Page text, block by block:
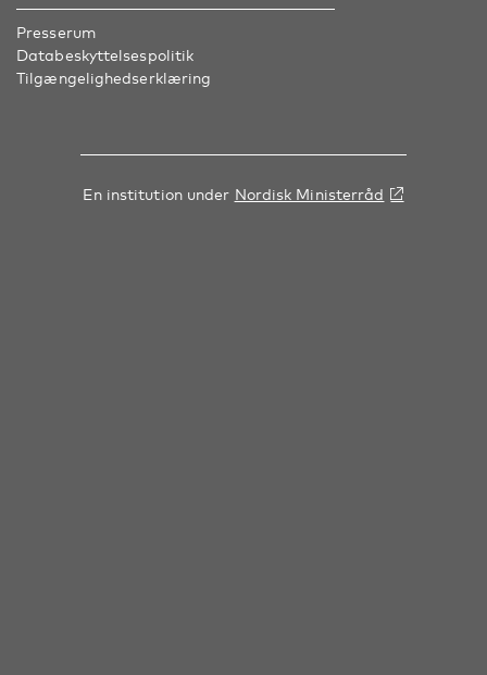
Presserum
Databeskyttelsespolitik
Tilgængelighedserklæring
En institution under Nordisk Ministerråd